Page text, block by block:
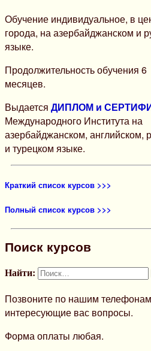
Обучение индивидуальное, в
города, на азербайджанском и
языке.
Продолжительность обучения 6
месяцев.
Выдается ДИПЛОМ и
Международного Института на
азербайджанском, английском,
и турецком языке.
Краткий список курсов >>>
Полный список курсов >>>
Поиск курсов
Найти:
Позвоните по нашим
интересующие вас вопросы.
Форма оплаты любая.